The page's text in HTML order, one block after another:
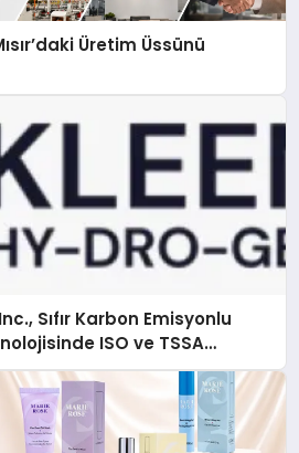
Üretim Üssünü
Sıfır Karbon Emisyonlu
ISO ve TSSA
Aldı